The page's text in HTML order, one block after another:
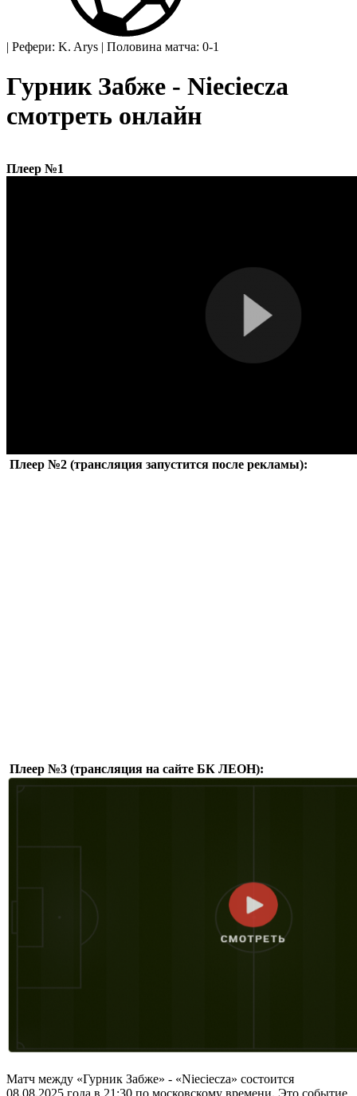
| Рефери: K. Arys | Половина матча: 0-1
Гурник Забже - Nieciecza
смотреть онлайн
Плеер №1
Плеер №2 (трансляция запустится после рекламы):
Плеер №3 (трансляция на сайте БК ЛЕОН):
Матч между «Гурник Забже» - «Nieciecza» состоится